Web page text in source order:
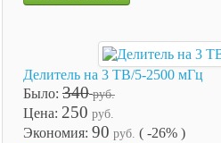
Делитель на 3 ТВ/5-2500 мГц
Было: 340 руб.
Цена: 250 руб.
Экономия: 90 руб. ( -26% )